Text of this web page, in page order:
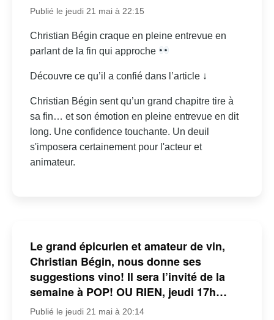
Publié le jeudi 21 mai à 22:15
Christian Bégin craque en pleine entrevue en
parlant de la fin qui approche
Découvre ce qu’il a confié dans l’article ↓
Christian Bégin sent qu’un grand chapitre tire à
sa fin… et son émotion en pleine entrevue en dit
long. Une confidence touchante. Un deuil
s'imposera certainement pour l'acteur et
animateur.
Le grand épicurien et amateur de vin,
Christian Bégin, nous donne ses
suggestions vino! Il sera l’invité de la
semaine à POP! OU RIEN, jeudi 17h…
Publié le jeudi 21 mai à 20:14